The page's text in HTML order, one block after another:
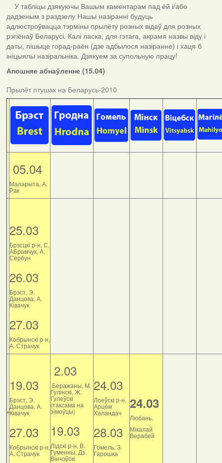
У табліцы дзякуючы Вашым каментарам пад ёй і/або
дадзеным з раздзелу Нашы назіранні будуць
адлюстроўвацца тэрміны прылёту розных відаў для розных
рэгіёнаў Беларусі. Калі ласка, для гэтага, акрамя назвы віду і
даты, пішыце горад-раён (дзе адбылося назіранне) і хаця б
ініцыялы назіральніка. Дзякуем за супольную працу!
Апошняе абнаўленне (15.04)
Прылёт птушак на Беларусь-2010
05.04
Маларыта, А.
Рак
25.03
Брэсцкі р-н, С.
АБрамчук, А.
Сербун
26.03
Брэст, Э.
Данцова, А.
Ківачук
27.03
Кобрынскі р-н,
А. Страчук
19.03
Брэст, Э.
Данцова, А.
Ківачук
27.03
Кобрынскі р-н,
А. Страчук
2.03
Беражаны, М.
Гулінскі, Ж.
Гулеўскі
(таксама на
зімоўцы)
19.03
Лідскі р-н, В.
Гуменны, Дз.
Вінчэўскі
24.03
Лоеўскі р-н,
Арцём
Халандач
28.03
Гомель, З.
Гарошка
24.03
Любань,
Мікалай
Верабей